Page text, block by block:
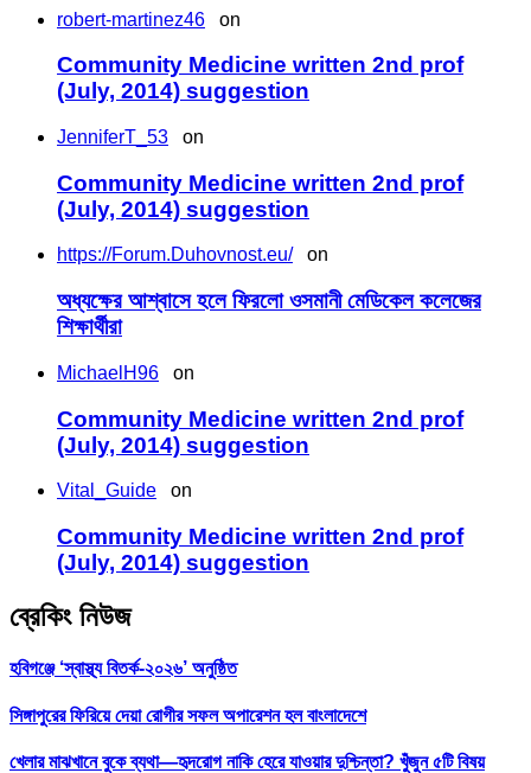
robert-martinez46 on
Community Medicine written 2nd prof
(July, 2014) suggestion
JenniferT_53 on
Community Medicine written 2nd prof
(July, 2014) suggestion
https://Forum.Duhovnost.eu/ on
অধ্যক্ষের আশ্বাসে হলে ফিরলো ওসমানী মেডিকেল কলেজের
শিক্ষার্থীরা
MichaelH96 on
Community Medicine written 2nd prof
(July, 2014) suggestion
Vital_Guide on
Community Medicine written 2nd prof
(July, 2014) suggestion
ব্রেকিং নিউজ
হবিগঞ্জে ‘স্বাস্থ্য বিতর্ক-২০২৬’ অনুষ্ঠিত
সিঙ্গাপুরের ফিরিয়ে দেয়া রোগীর সফল অপারেশন হল বাংলাদেশে
খেলার মাঝখানে বুকে ব্যথা—হৃদরোগ নাকি হেরে যাওয়ার দুশ্চিন্তা? খুঁজুন ৫টি বিষয়